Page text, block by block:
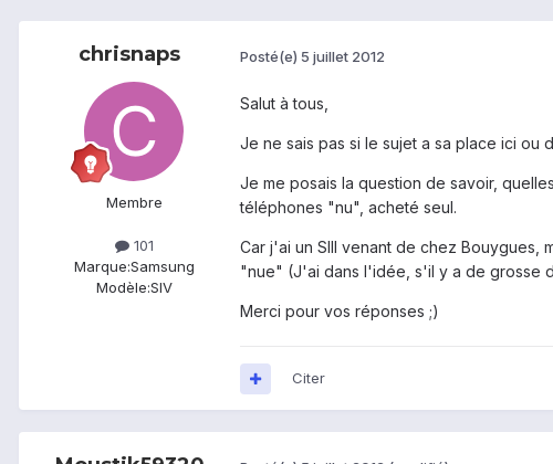
chrisnaps
Membre
101
Marque:Samsung
Modèle:SIV
Posté(e) 5 juillet 2012
Salut à tous,
Je ne sais pas si le sujet a sa place ici ou
Je me posais la question de savoir,
téléphones "nu", acheté seul.
Car j'ai un SIII venant de chez
"nue" (J'ai dans l'idée, s'il y a de grosse
Merci pour vos réponses ;)
Citer